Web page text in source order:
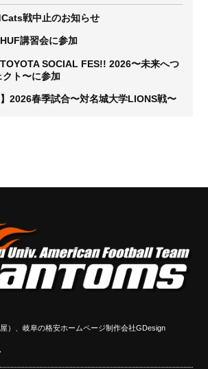
戦中止のお知らせ
講習会に参加
TOYOTA SOCIAL FES!! 2026〜未来へつ
ト〜に参加
】2026春季試合〜対名城大学LIONS戦〜
）、岐阜の格安ホームページ制作会社GDesign